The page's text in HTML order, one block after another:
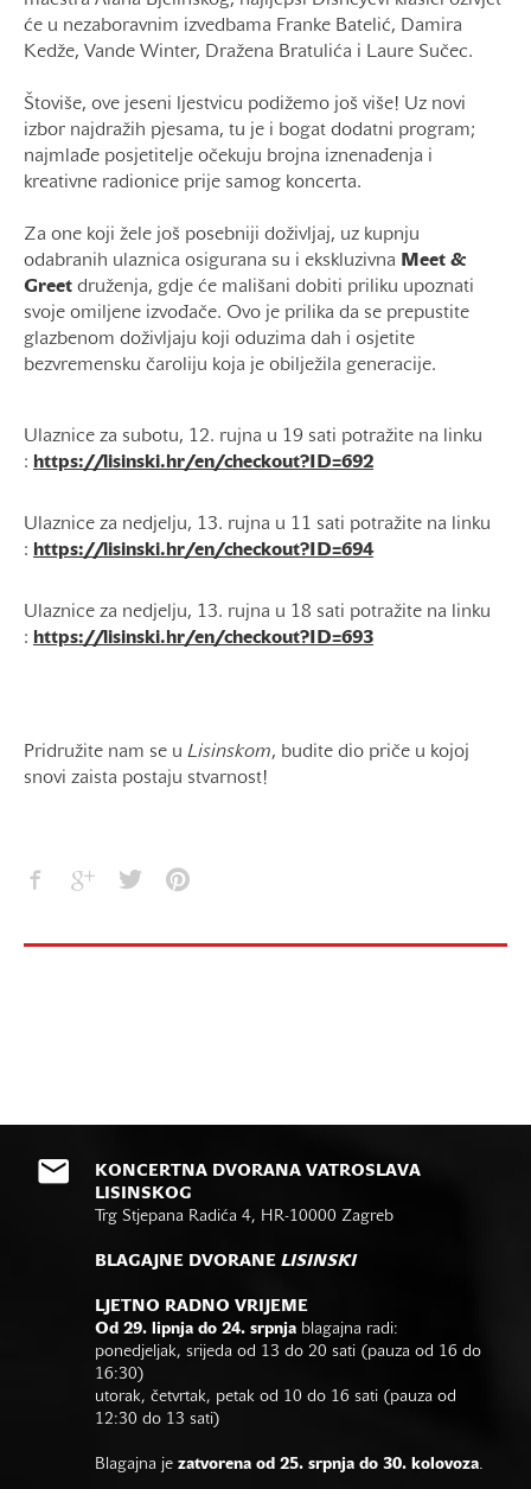
će u nezaboravnim izvedbama Franke Batelić, Damira
Kedže, Vande Winter, Dražena Bratulića i Laure Sučec.
Štoviše, ove jeseni ljestvicu podižemo još više! Uz novi
izbor najdražih pjesama, tu je i bogat dodatni program;
najmlađe posjetitelje očekuju brojna iznenađenja i
kreativne radionice prije samog koncerta.
Za one koji žele još posebniji doživljaj, uz kupnju
odabranih ulaznica osigurana su i ekskluzivna Meet &
Greet druženja, gdje će mališani dobiti priliku upoznati
svoje omiljene izvođače. Ovo je prilika da se prepustite
glazbenom doživljaju koji oduzima dah i osjetite
bezvremensku čaroliju koja je obilježila generacije.
Ulaznice za subotu, 12. rujna u 19 sati potražite na linku
: https://lisinski.hr/en/checkout?ID=692
Ulaznice za nedjelju, 13. rujna u 11 sati potražite na linku
: https://lisinski.hr/en/checkout?ID=694
Ulaznice za nedjelju, 13. rujna u 18 sati potražite na linku
: https://lisinski.hr/en/checkout?ID=693
Pridružite nam se u Lisinskom, budite dio priče u kojoj
snovi zaista postaju stvarnost!
KONCERTNA DVORANA VATROSLAVA
LISINSKOG
Trg Stjepana Radića 4, HR-10000 Zagreb
BLAGAJNE DVORANE LISINSKI
LJETNO RADNO VRIJEME
Od 29. lipnja do 24. srpnja blagajna radi:
ponedjeljak, srijeda od 13 do 20 sati (pauza od 16 do
16:30)
utorak, četvrtak, petak od 10 do 16 sati (pauza od
12:30 do 13 sati)
Blagajna je zatvorena od 25. srpnja do 30. kolovoza.